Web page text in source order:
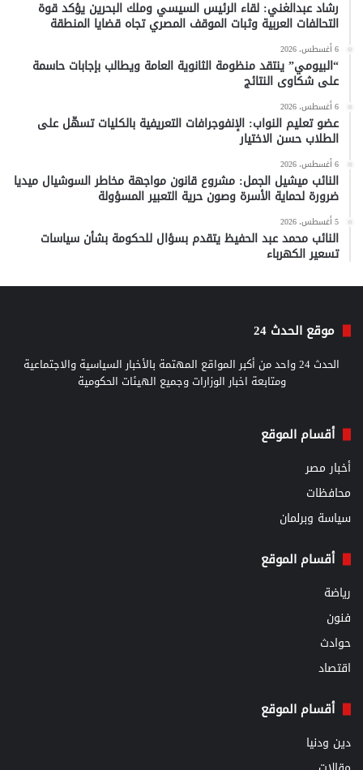
رشاد عبدالغني: لقاء الرئيس السيسي وملك البحرين يؤكد قوة
التحالفات العربية وثبات الموقف المصري تجاه قضايا المنطقة
6 أغسطس، 2026
“البيومي” ينتقد منظومة الثانوية العامة ويطالب بإجابات حاسمة
على شكاوى النتائج
6 أغسطس، 2026
عضو تعليم النواب: الإنفوجرافات التعريفية بالكليات تسهّل على
الطلاب حسن الاختيار
6 أغسطس، 2026
النائب ميشيل الجمل: مشروع قانون مواجهة مخاطر السوشيال ميديا
ضرورة لحماية الأسرة وصون حرية التعبير المسؤولة
5 أغسطس، 2026
النائب محمد عبد الحفيظ يتقدم بسؤال للحكومة بشأن سياسات
تسعير الكهرباء
موقع الحدث 24
الحدث 24 واحد من أكبر المواقع المهتمة بالأخبار السياسية والاجتماعية
ومتابعة اخبار الوزارات وجميع الهيئات الحكومية
أقسام الموقع
أخبار مصر
محافظات
سياسة وبرلمان
أقسام الموقع
رياضة
فنون
حوادث
اقتصاد
أقسام الموقع
دين ودنيا